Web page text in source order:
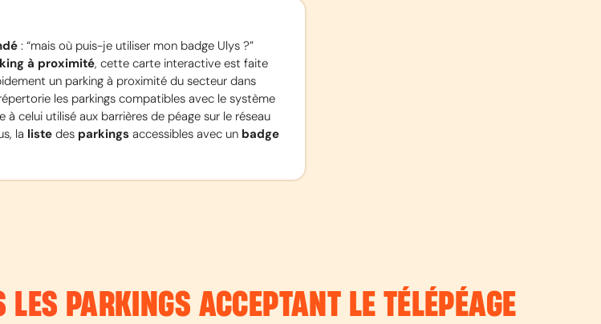
: “mais où puis-je utiliser mon badge Ulys ?”
à proximité, cette carte interactive est faite
un parking à proximité du secteur dans
les parkings compatibles avec le système
à celui utilisé aux barrières de péage sur le réseau
la liste des parkings accessibles avec un badge
PARKINGS ACCEPTANT LE TÉLÉPÉAGE